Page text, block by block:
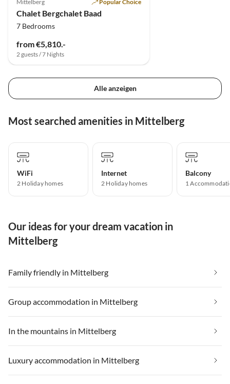
Mittelberg Popular Choice
Chalet Bergchalet Baad
7 Bedrooms
from €5,810.-
2 guests / 7 Nights
Alle anzeigen
Most searched amenities in Mittelberg
WiFi
2 Holiday homes
Internet
2 Holiday homes
Balcony
1
Our ideas for your dream vacation in
Mittelberg
Family friendly in Mittelberg
Group accommodation in Mittelberg
In the mountains in Mittelberg
Luxury accommodation in Mittelberg